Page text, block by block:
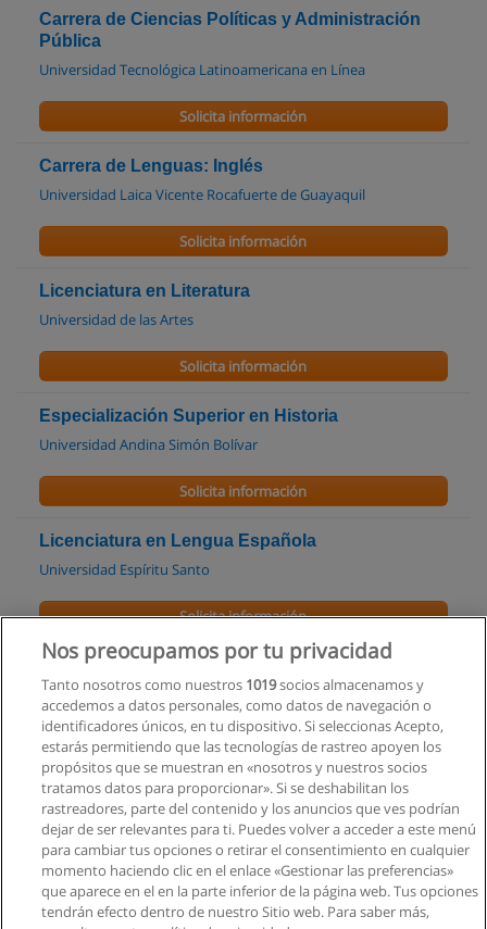
Carrera de Ciencias Políticas y Administración
Pública
Universidad Tecnológica Latinoamericana en Línea
Solicita información
Carrera de Lenguas: Inglés
Universidad Laica Vicente Rocafuerte de Guayaquil
Solicita información
Licenciatura en Literatura
Universidad de las Artes
Solicita información
Especialización Superior en Historia
Universidad Andina Simón Bolívar
Solicita información
Licenciatura en Lengua Española
Universidad Espíritu Santo
Solicita información
Maestría en Bibliotecas
Universidad Regional Autónoma de los Andes
Solicita información
Curso de Antropología Empresarial
Mundo Set
Solicita información
Nos preocupamos por tu privacidad
Tanto nosotros como nuestros 1019socios almacenamos y
accedemos a datos personales, como datos de navegación o
identificadores únicos, en tu dispositivo. Si seleccionas Acepto,
estarás permitiendo que las tecnologías de rastreo apoyen los
propósitos que se muestran en «nosotros y nuestros socios
tratamos datos para proporcionar». Si se deshabilitan los
rastreadores, parte del contenido y los anuncios que ves podrían
dejar de ser relevantes para ti. Puedes volver a acceder a este menú
para cambiar tus opciones o retirar el consentimiento en cualquier
momento haciendo clic en el enlace «Gestionar las preferencias»
que aparece en el en la parte inferior de la página web. Tus opciones
tendrán efecto dentro de nuestro Sitio web. Para saber más,